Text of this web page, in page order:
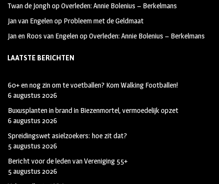
Twan de JonghopOverleden: Annie Bolenius – Berkelmans
Jan van Engelenop Probleem met de Geldmaat
Jan en Roos van EngelenopOverleden: Annie Bolenius – Berkelmans
LAATSTE BERICHTEN
60+ en nog zin om te voetballen? Kom Walking Footballen!
6 augustus 2026
Buxusplanten in brand in Biezenmortel, vermoedelijk opzet
6 augustus 2026
Spreidingswet asielzoekers: hoe zit dat?
5 augustus 2026
Bericht voor de leden van Vereniging 55+
5 augustus 2026